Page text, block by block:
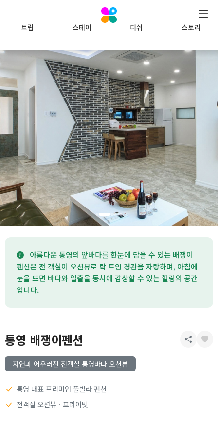
트립 스테이 디쉬 스토리
아름다운 통영의 앞바다를 한눈에 담을 수 있는 배쟁이
펜션은 전 객실이 오션뷰로 탁 트인 경관을 자랑하며, 아침에
눈을 뜨면 바다와 일출을 동시에 감상할 수 있는 힐링의 공간
입니다.
통영 배쟁이펜션
자연과 어우러진 전객실 통영바다 오션뷰
통영 대표 프리미엄 풀빌라 펜션
전객실 오션뷰ㆍ프라이빗